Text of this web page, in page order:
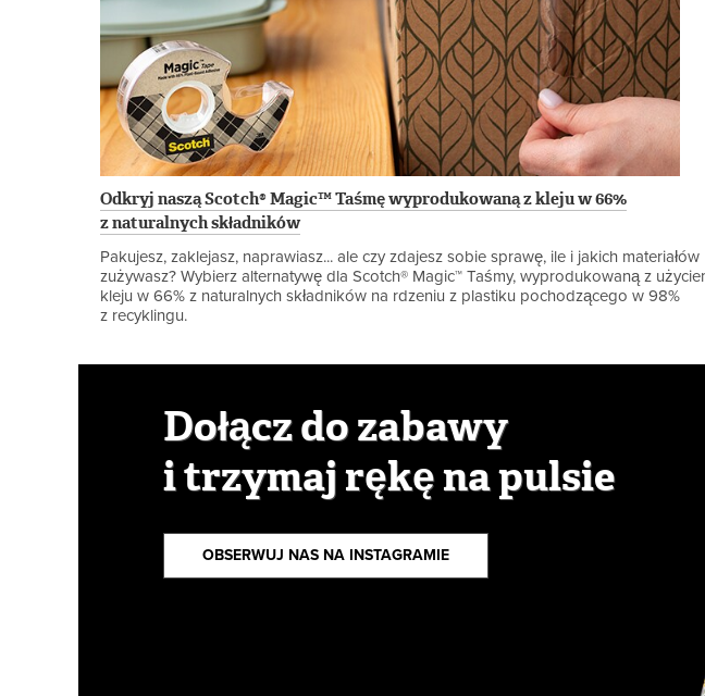
Odkryj naszą Scotch® Magic™ Taśmę wyprodukowaną z kleju w 66%
z naturalnych składników
Pakujesz, zaklejasz, naprawiasz... ale czy zdajesz sobie sprawę, ile i jakich materiałów
zużywasz? Wybierz alternatywę dla Scotch® Magic™ Taśmy, wyprodukowaną z
kleju w 66% z naturalnych składników na rdzeniu z plastiku pochodzącego w 98%
z recyklingu.
Dołącz do zabawy
i trzymaj rękę na pulsie
OBSERWUJ NAS NA INSTAGRAMIE